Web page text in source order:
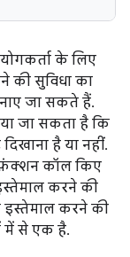
के लिए
की सुविधा का
जा सकते हैं.
जा सकता है कि
है या नहीं.
फ़ंक्शन कॉल किए
करने की
इस्तेमाल करने की
में से एक है.